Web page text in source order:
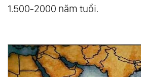
1.500-2000 năm tuổi.